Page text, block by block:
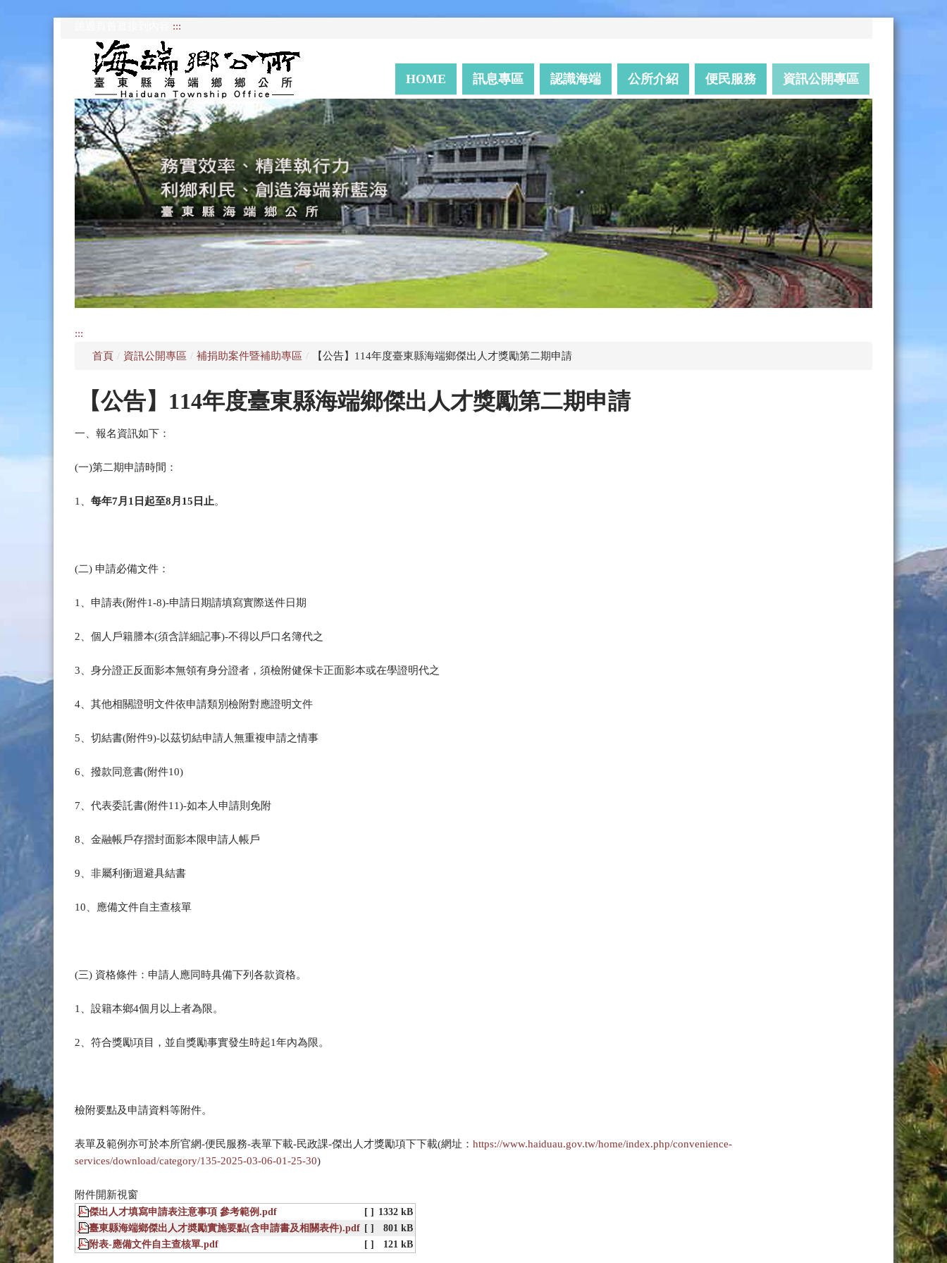
:::
HOME 訊息專區 認識海端 公所介紹 便民服務 資訊公開專區
:::
首頁 / 資訊公開專區 / 補捐助案件暨補助專區 / 【公告】114年度臺東縣海端鄉傑出人才獎勵第二期申請
【公告】114年度臺東縣海端鄉傑出人才獎勵第二期申請
一、報名資訊如下：
(一)第二期申請時間：
1、 每年7月1日起至8月15日止。
(二) 申請必備文件：
1、申請表(附件1-8)-申請日期請填寫實際送件日期
2、個人戶籍謄本(須含詳細記事)-不得以戶口名簿代之
3、身分證正反面影本無領有身分證者，須檢附健保卡正面影本或在學證明代之
4、其他相關證明文件依申請類別檢附對應證明文件
5、切結書(附件9)-以茲切結申請人無重複申請之情事
6、撥款同意書(附件10)
7、代表委託書(附件11)-如本人申請則免附
8、金融帳戶存摺封面影本限申請人帳戶
9、非屬利衝迴避具結書
10、應備文件自主查核單
(三) 資格條件：申請人應同時具備下列各款資格。
1、設籍本鄉4個月以上者為限。
2、符合獎勵項目，並自獎勵事實發生時起1年內為限。
檢附要點及申請資料等附件。
表單及範例亦可於本所官網-便民服務-表單下載-民政課-傑出人才獎勵項下下載(網址： https://www.haiduau.gov.tw/home/index.php/convenience-
services/download/category/135-2025-03-06-01-25-30)
附件開新視窗
傑出人才填寫申請表注意事項 參考範例.pdf [ ]
1332 kB
臺東縣海端鄉傑出人才奬勵實施要點(含申請書及相關表件).pdf [ ]
801 kB
附表-應備文件自主查核單.pdf
[ ] 121 kB